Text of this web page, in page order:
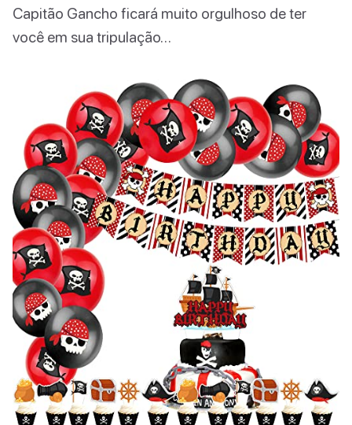
Capitão Gancho ficará muito orgulhoso de ter
você em sua tripulação…